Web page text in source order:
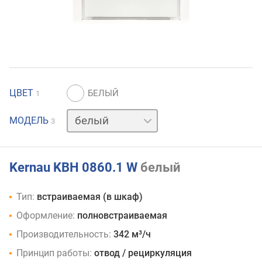
ЦВЕТ 1
МОДЕЛЬ 3
нержавейка
черный
Kernau KBH 0860.1 W белый
Тип: встраиваемая (в шкаф)
Оформление: полновстраиваемая
Производительность: 342 м³/ч
Принцип работы: отвод / рециркуляция